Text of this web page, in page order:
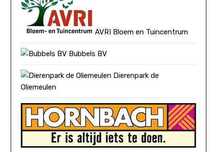
AVRI Bloem en Tuincentrum
Bubbels BV
Dierenpark de
Oliemeulen